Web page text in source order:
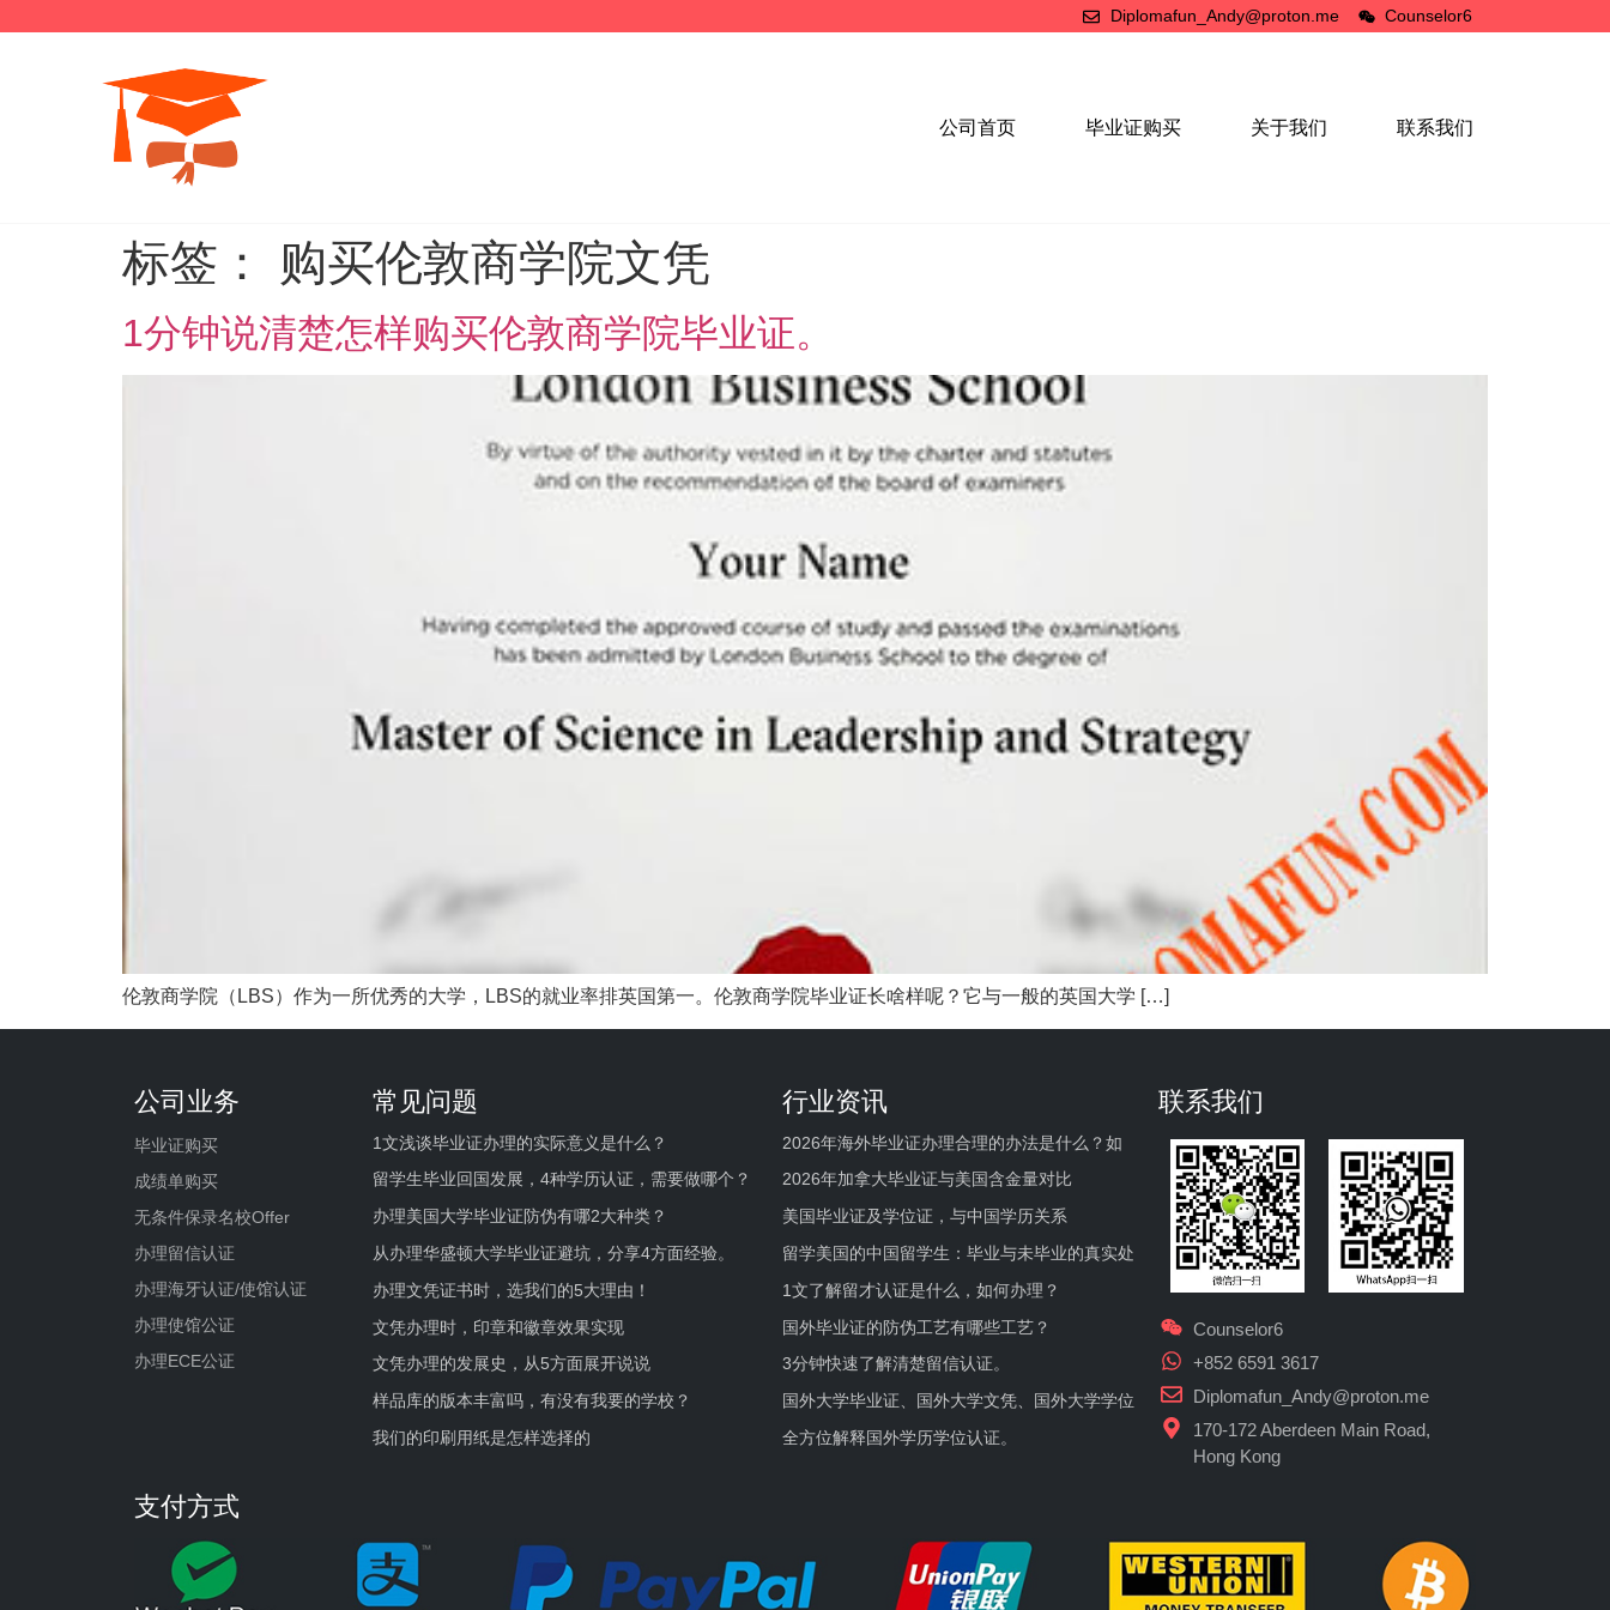
Diplomafun_Andy@proton.me Counselor6
公司首页 毕业证购买 关于我们 联系我们
标签： 购买伦敦商学院文凭
1分钟说清楚怎样购买伦敦商学院毕业证。
伦敦商学院（LBS）作为一所优秀的大学，LBS的就业率排英国第一。伦敦商学院毕业证长啥样呢？它与一般的英国大学 […]
公司业务
毕业证购买
成绩单购买
无条件保录名校Offer
办理留信认证
办理海牙认证/使馆认证
办理使馆公证
办理ECE公证
常见问题
1文浅谈毕业证办理的实际意义是什么？
留学生毕业回国发展，4种学历认证，需要做哪个？
办理美国大学毕业证防伪有哪2大种类？
从办理华盛顿大学毕业证避坑，分享4方面经验。
办理文凭证书时，选我们的5大理由！
文凭办理时，印章和徽章效果实现
文凭办理的发展史，从5方面展开说说
样品库的版本丰富吗，有没有我要的学校？
我们的印刷用纸是怎样选择的
行业资讯
2026年海外毕业证办理合理的办法是什么？如
2026年加拿大毕业证与美国含金量对比
美国毕业证及学位证，与中国学历关系
留学美国的中国留学生：毕业与未毕业的真实处
1文了解留才认证是什么，如何办理？
国外毕业证的防伪工艺有哪些工艺？
3分钟快速了解清楚留信认证。
国外大学毕业证、国外大学文凭、国外大学学位
全方位解释国外学历学位认证。
联系我们
Counselor6
+852 6591 3617
Diplomafun_Andy@proton.me
170-172 Aberdeen Main Road,
Hong Kong
支付方式